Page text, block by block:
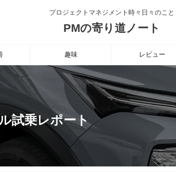
プロジェクトマネジメント時々日々のこと
PMの寄り道ノート
趣味 レビュー
試乗レポート